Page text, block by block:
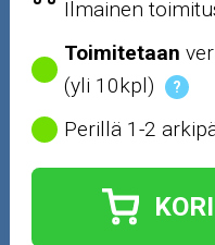
Ilmainen
Toimitetaan
(yli 10kpl)
?
Perillä 1-2